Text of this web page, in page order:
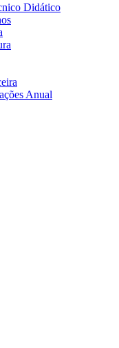
Didático
Anual